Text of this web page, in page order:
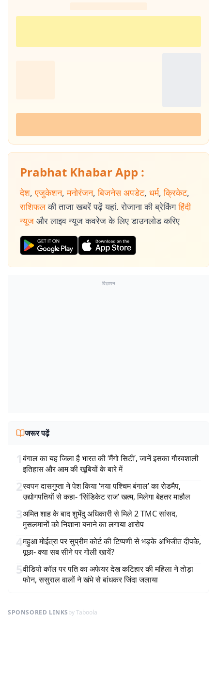
Prabhat Khabar App :
देश, एजुकेशन, मनोरंजन, बिजनेस अपडेट, धर्म, क्रिकेट,
राशिफल की ताजा खबरें पढ़ें यहां. रोजाना की ब्रेकिंग हिंदी
न्यूज और लाइव न्यूज कवरेज के लिए डाउनलोड करिए
विज्ञापन
जरूर पढ़ें
1बंगाल का यह जिला है भारत की ‘मैंगो सिटी’, जानें इसका गौरवशाली
इतिहास और आम की खूबियों के बारे में
2स्वपन दासगुप्ता ने पेश किया ‘नया पश्चिम बंगाल’ का रोडमैप,
उद्योगपतियों से कहा- ‘सिंडिकेट राज’ खत्म, मिलेगा बेहतर माहौल
3अमित शाह के बाद शुभेंदु अधिकारी से मिले 2 TMC सांसद,
मुसलमानों को निशाना बनाने का लगाया आरोप
4महुआ मोईत्रा पर सुप्रीम कोर्ट की टिप्पणी से भड़के अभिजीत दीपके,
पूछा- क्या सब सीने पर गोली खायें?
5वीडियो कॉल पर पति का अफेयर देख कटिहार की महिला ने तोड़ा
फोन, ससुराल वालों ने खंभे से बांधकर जिंदा जलाया
SPONSORED LINKSby Taboola